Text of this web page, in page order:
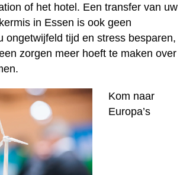
of het hotel. Een transfer van uw
in Essen is ook geen
ongetwijfeld tijd en stress besparen,
zorgen meer hoeft te maken over
Kom naar
Europa’s